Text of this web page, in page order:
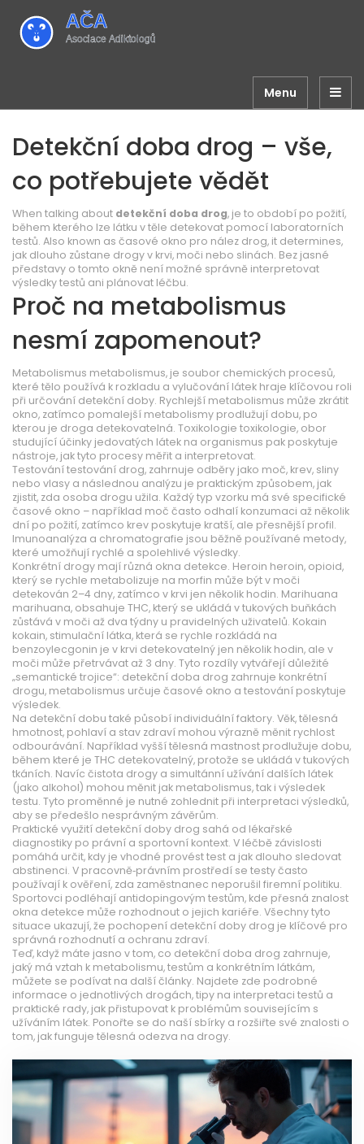
Menu
Detekční doba drog – vše,
co potřebujete vědět
When talking about detekční doba drog, je to období po požití,
během kterého lze látku v těle detekovat pomocí laboratorních
testů. Also known as časové okno pro nález drog, it determines,
jak dlouho zůstane drogy v krvi, moči nebo slinách. Bez jasné
představy o tomto okně není možné správně interpretovat
výsledky testů ani plánovat léčbu.
Proč na metabolismus
nesmí zapomenout?
Metabolismus metabolismus, je soubor chemických procesů,
které tělo používá k rozkladu a vylučování látek hraje klíčovou roli
při určování detekční doby. Rychlejší metabolismus může zkrátit
okno, zatímco pomalejší metabolismy prodlužují dobu, po
kterou je droga detekovatelná. Toxikologie toxikologie, obor
studující účinky jedovatých látek na organismus pak poskytuje
nástroje, jak tyto procesy měřit a interpretovat.
Testovánítestování drog, zahrnuje odběry jako moč, krev, sliny
nebo vlasy a následnou analýzu je praktickým způsobem, jak
zjistit, zda osoba drogu užila. Každý typ vzorku má své specifické
časové okno – například moč často odhalí konzumaci až několik
dní po požití, zatímco krev poskytuje kratší, ale přesnější profil.
Imunoanalýza a chromatografie jsou běžně používané metody,
které umožňují rychlé a spolehlivé výsledky.
Konkrétní drogy mají různá okna detekce. Heroin heroin, opioid,
který se rychle metabolizuje na morfin může být v moči
detekován 2–4 dny, zatímco v krvi jen několik hodin. Marihuana
marihuana, obsahuje THC, který se ukládá v tukových buňkách
zůstává v moči až dva týdny u pravidelných uživatelů. Kokain
kokain, stimulační látka, která se rychle rozkládá na
benzoylecgonin je v krvi detekovatelný jen několik hodin, ale v
moči může přetrvávat až 3 dny. Tyto rozdíly vytvářejí důležité
„semantické trojice“: detekční doba drog zahrnuje konkrétní
drogu, metabolismus určuje časové okno a testování poskytuje
výsledek.
Na detekční dobu také působí individuální faktory. Věk, tělesná
hmotnost, pohlaví a stav zdraví mohou výrazně měnit rychlost
odbourávání. Například vyšší tělesná mastnost prodlužuje dobu,
během které je THC detekovatelný, protože se ukládá v tukových
tkáních. Navíc čistota drogy a simultánní užívání dalších látek
(jako alkohol) mohou měnit jak metabolismus, tak i výsledek
testu. Tyto proměnné je nutné zohlednit při interpretaci výsledků,
aby se předešlo nesprávným závěrům.
Praktické využití detekční doby drog sahá od lékařské
diagnostiky po právní a sportovní kontext. V léčbě závislosti
pomáhá určit, kdy je vhodné provést test a jak dlouho sledovat
abstinenci. V pracovně‑právním prostředí se testy často
používají k ověření, zda zaměstnanec neporušil firemní politiku.
Sportovci podléhají antidopingovým testům, kde přesná znalost
okna detekce může rozhodnout o jejich kariéře. Všechny tyto
situace ukazují, že pochopení detekční doby drog je klíčové pro
správná rozhodnutí a ochranu zdraví.
Teď, když máte jasno v tom, co detekční doba drog zahrnuje,
jaký má vztah k metabolismu, testům a konkrétním látkám,
můžete se podívat na další články. Najdete zde podrobné
informace o jednotlivých drogách, tipy na interpretaci testů a
praktické rady, jak přistupovat k problémům souvisejícím s
užíváním látek. Ponořte se do naší sbírky a rozšiřte své znalosti o
tom, jak funguje tělesná odezva na drogy.